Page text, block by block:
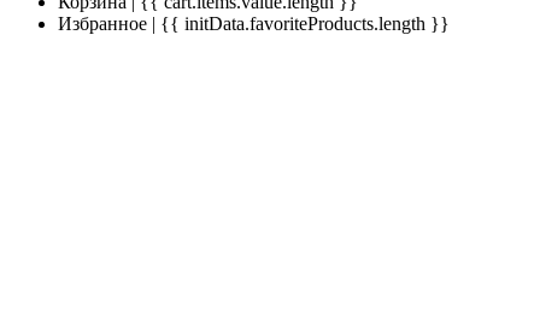
Избранное | {{ initData.favoriteProducts.length }}